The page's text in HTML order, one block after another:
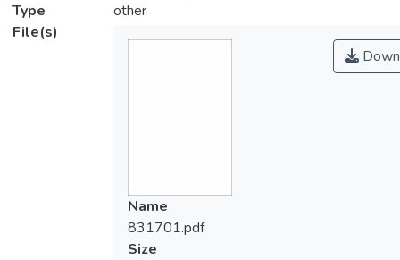
Type
other
File(s)
Name
831701.pdf
Size